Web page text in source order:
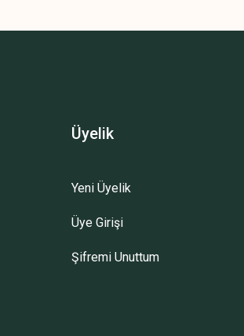
Üyelik
Yeni Üyelik
Üye Girişi
Şifremi Unuttum